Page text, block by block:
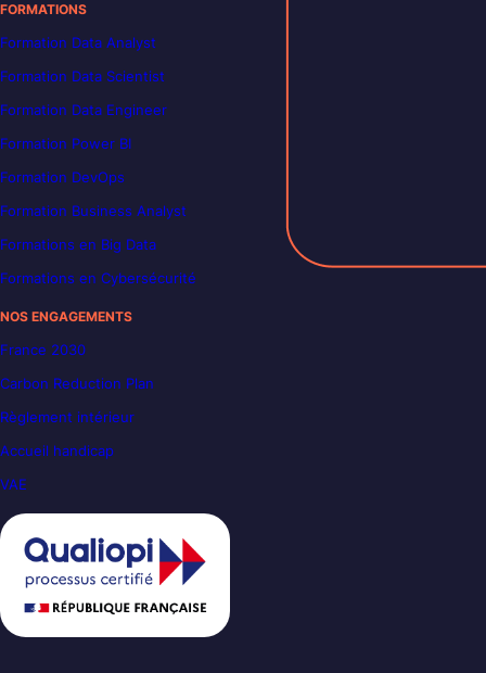
FORMATIONS
Formation Data Analyst
Formation Data Scientist
Formation Data Engineer
Formation Power BI
Formation DevOps
Formation Business Analyst
Formations en Big Data
Formations en Cybersécurité
NOS ENGAGEMENTS
France 2030
Carbon Reduction Plan
Règlement intérieur
Accueil handicap
VAE